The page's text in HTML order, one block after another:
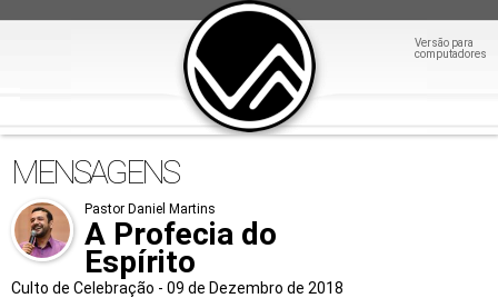
Versão para
computadores
MENSAGENS
Pastor Daniel Martins
A Profecia do
Espírito
Culto de Celebração - 09 de Dezembro de 2018